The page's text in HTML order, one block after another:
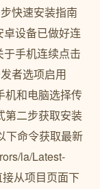
快速安装指南
设备已做好连
手机连续点击
者选项启用
机和电脑选择传
第二步获取安装
下命令获取最新
la/Latest-
从项目页面下